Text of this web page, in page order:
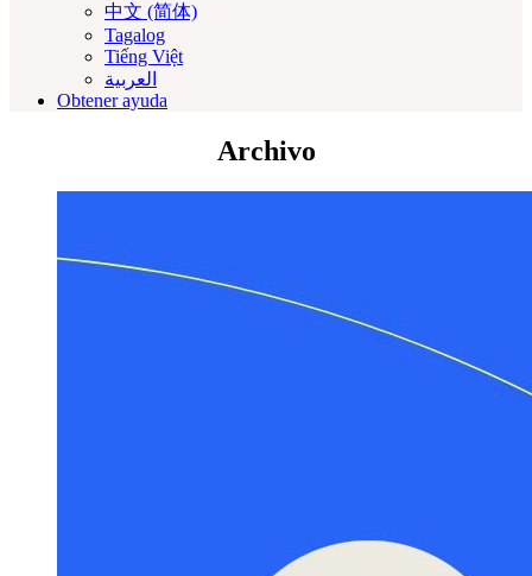
中文 (简体)
Tagalog
Tiếng Việt
العربية‏
Obtener ayuda
Archivo